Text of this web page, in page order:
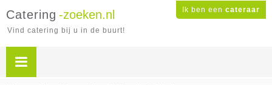
Ik ben een cateraar
Catering -zoeken.nl
Vind catering bij u in de buurt!